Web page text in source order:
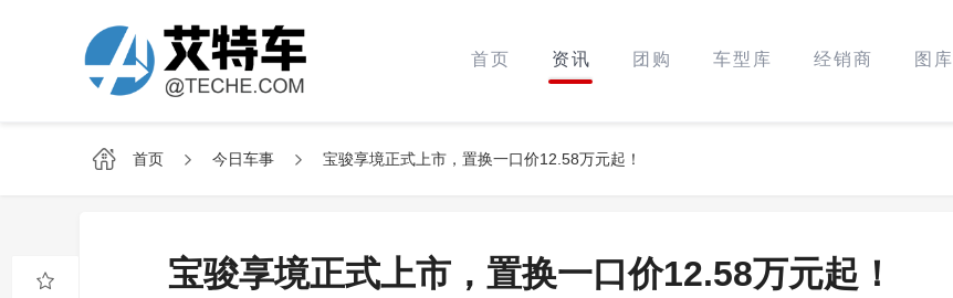
首页 资讯 团购 车型库 经销商 图库
首页 今日车事 宝骏享境正式上市，置换一口价12.58万元起！
宝骏享境正式上市，置换一口价12.58万元起！